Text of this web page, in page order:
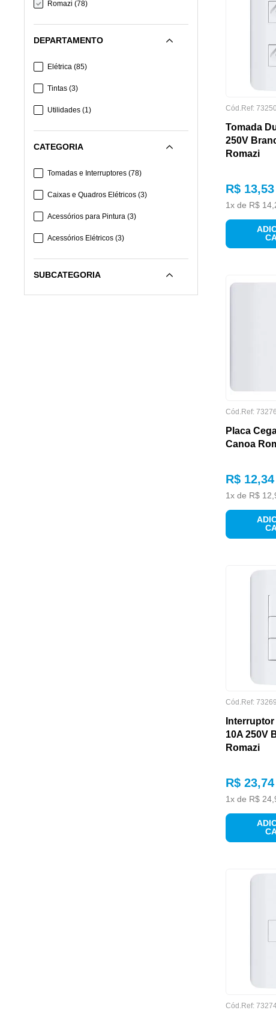
Romazi (78)
DEPARTAMENTO
Elétrica (85)
Tintas (3)
Utilidades (1)
CATEGORIA
Tomadas e Interruptores (78)
Caixas e Quadros Elétricos (3)
Acessórios para Pintura (3)
Acessórios Elétricos (3)
SUBCATEGORIA
Cód.Ref:
Tomada
250V
Romazi
R$ 13,53
1x de R$ 14
Cód.Ref:
Placa
Canoa
R$ 12,34
1x de R$ 12
Cód.Ref:
10A 250V
Romazi
R$ 23,74
1x de R$ 24
Cód.Ref: